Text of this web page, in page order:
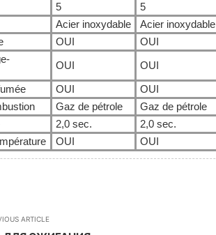
5 5
Acier inoxydable Acier inoxydable
OUI OUI
OUI OUI
OUI OUI
Gaz de pétrole Gaz de pétrole
2,0 sec. 2,0 sec.
OUI OUI
ARTICLE